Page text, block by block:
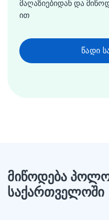
მაღაზიებიდან და
ით
წადი
მიწოდება
საქართველოში